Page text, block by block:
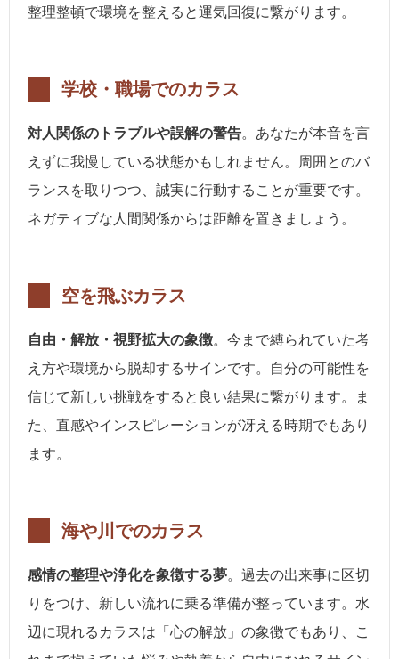
整理整頓で環境を整えると運気回復に繋がります。
学校・職場でのカラス
対人関係のトラブルや誤解の警告。あなたが本音を言
えずに我慢している状態かもしれません。周囲とのバ
ランスを取りつつ、誠実に行動することが重要です。
ネガティブな人間関係からは距離を置きましょう。
空を飛ぶカラス
自由・解放・視野拡大の象徴。今まで縛られていた考
え方や環境から脱却するサインです。自分の可能性を
信じて新しい挑戦をすると良い結果に繋がります。ま
た、直感やインスピレーションが冴える時期でもあり
ます。
海や川でのカラス
感情の整理や浄化を象徴する夢。過去の出来事に区切
りをつけ、新しい流れに乗る準備が整っています。水
辺に現れるカラスは「心の解放」の象徴でもあり、こ